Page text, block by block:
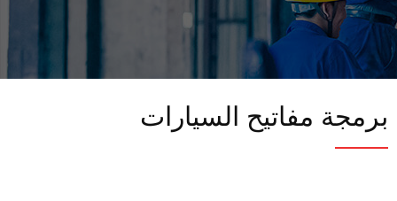
برمجة مفاتيح السيارات